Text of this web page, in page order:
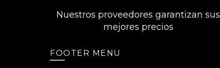
Nuestros proveedores garantizan sus
mejores precios
FOOTER MENU